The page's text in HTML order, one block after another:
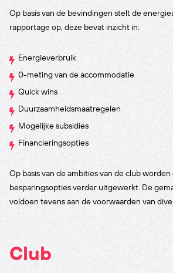
Op basis van de bevindingen stelt de
rapportage op, deze bevat inzicht in:
Energieverbruik
0-meting van de accommodatie
Quick wins
Duurzaamheidsmaatregelen
Mogelijke subsidies
Financieringsopties
Op basis van de ambities van de club
besparingsopties verder uitgewerkt. De
voldoen tevens aan de voorwaarden van
Club